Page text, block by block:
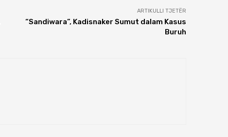
ARTIKULLI TJETËR
“Sandiwara”, Kadisnaker Sumut dalam Kasus
Buruh